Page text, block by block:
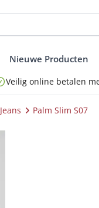
Nieuwe Producten
Veilig online betalen
Jeans Palm Slim S07